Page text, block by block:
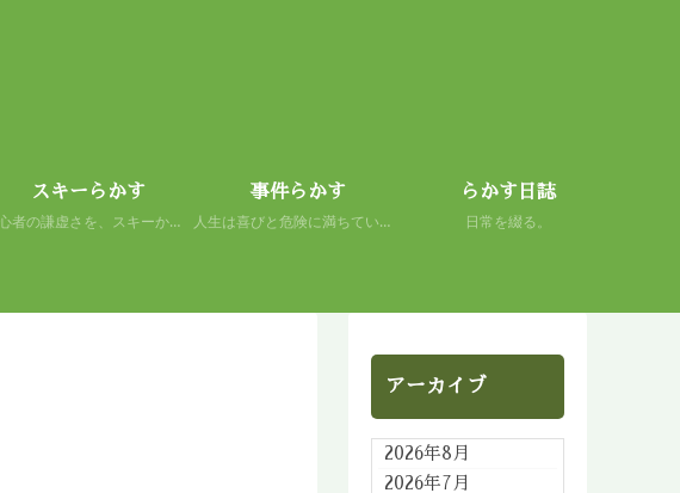
スキーらかす
初心者の謙虚さを、スキーから学ぶ。 人生もまた然り。
事件らかす
人生は喜びと危険に満ちている。 だから面白い。
らかす日誌
日常を綴る。
アーカイブ
2026年8月
2026年7月